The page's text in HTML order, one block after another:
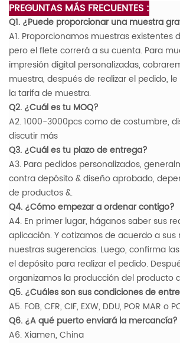
PREGUNTAS MÁS FRECUENTES :
Q1. ¿Puede proporcionar una muestra
A1. Proporcionamos muestras existentes
pero el flete correrá a su cuenta. Para
impresión digital personalizadas,
muestra, después de realizar el pedido,
la tarifa de muestra.
Q2. ¿Cuál es tu MOQ?
A2. 1000-3000pcs como de costumbre,
discutir más
Q3. ¿Cuál es tu plazo de entrega?
A3. Para pedidos personalizados,
contra depósito & diseño aprobado,
de productos &.
Q4. ¿Cómo empezar a ordenar contigo?
A4. En primer lugar, háganos saber sus
aplicación. Y cotizamos de acuerdo a
nuestras sugerencias. Luego, confirma
el depósito para realizar el pedido.
organizamos la producción del producto
Q5. ¿Cuáles son sus condiciones de
A5. FOB, CFR, CIF, EXW, DDU, POR MAR o
Q6. ¿A qué puerto enviará la mercancía?
A6. Xiamen, China